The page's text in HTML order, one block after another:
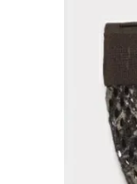
Tシャツ・ロング
パーカー・トレ
ジャケット・アウ